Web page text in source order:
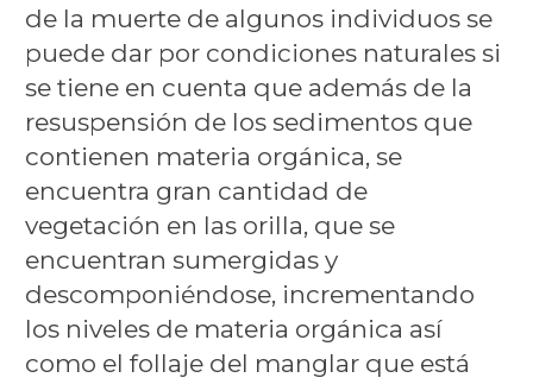
de la muerte de algunos individuos se
puede dar por condiciones naturales si
se tiene en cuenta que además de la
resuspensión de los sedimentos que
contienen materia orgánica, se
encuentra gran cantidad de
vegetación en las orilla, que se
encuentran sumergidas y
descomponiéndose, incrementando
los niveles de materia orgánica así
como el follaje del manglar que está